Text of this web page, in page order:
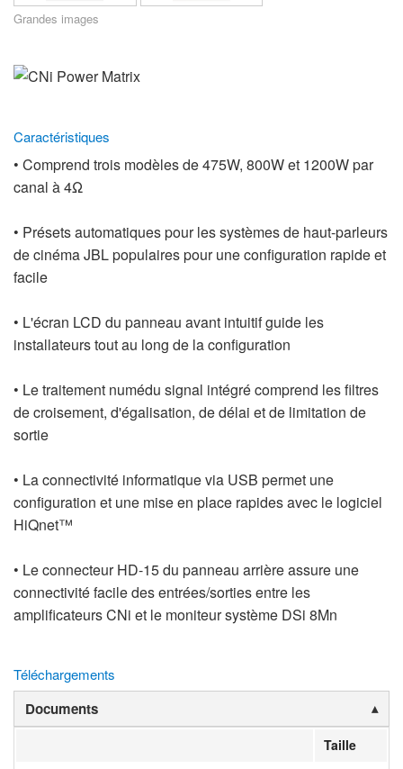
Langue/Région
Grandes images
Caractéristiques
• Comprend trois modèles de 475W, 800W et 1200W par
canal à 4Ω
• Présets automatiques pour les systèmes de haut-parleurs
de cinéma JBL populaires pour une configuration rapide et
facile
• L'écran LCD du panneau avant intuitif guide les
installateurs tout au long de la configuration
• Le traitement numédu signal intégré comprend les filtres
de croisement, d'égalisation, de délai et de limitation de
sortie
• La connectivité informatique via USB permet une
configuration et une mise en place rapides avec le logiciel
HiQnet™
• Le connecteur HD-15 du panneau arrière assure une
connectivité facile des entrées/sorties entre les
amplificateurs CNi et le moniteur système DSi 8Mn
Téléchargements
Documents
Taille